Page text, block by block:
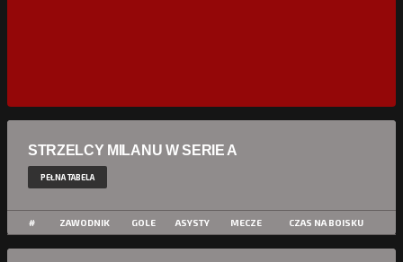
STRZELCY MILANU W SERIE A
PEŁNA TABELA
# ZAWODNIK GOLE ASYSTY MECZE CZAS NA BOISKU